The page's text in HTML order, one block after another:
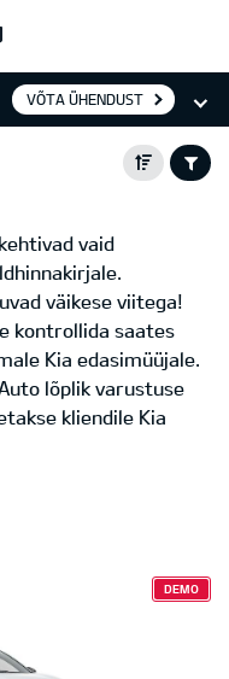
VÕTA ÜHENDUST
vaid
väikese viitega!
kontrollida saates
Kia edasimüüjale.
lõplik varustuse
kliendile Kia
DEMO